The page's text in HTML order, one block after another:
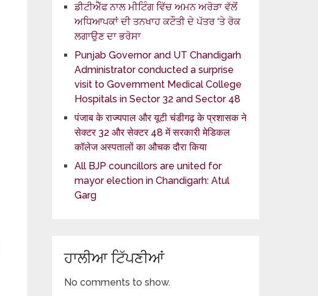
ਡੀਟੀਐੱਫ ਨਾਲ ਮੀਟਿੰਗ ਵਿੱਚ ਅਮਨ ਅਰੋੜਾ ਵੱਲੋਂ
ਅਧਿਆਪਕਾਂ ਦੀ ਤਨਖਾਹ ਕਟੌਤੀ ਦੇ ਪੱਤਰ ‘ਤੇ ਰੋਕ
ਲਗਾਉਣ ਦਾ ਭਰੋਸਾ
Punjab Governor and UT Chandigarh
Administrator conducted a surprise
visit to Government Medical College
Hospitals in Sector 32 and Sector 48
पंजाब के राज्यपाल और यूटी चंडीगढ़ के प्रशासक ने
सेक्टर 32 और सेक्टर 48 में सरकारी मेडिकल
कॉलेज अस्पतालों का औचक दौरा किया
All BJP councillors are united for
mayor election in Chandigarh: Atul
Garg
ਹਾਲੀਆ ਟਿੱਪਣੀਆਂ
No comments to show.